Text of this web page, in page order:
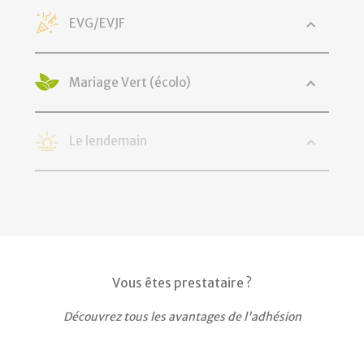
EVG/EVJF
Mariage Vert (écolo)
Le lendemain
Vous êtes prestataire ?
Découvrez tous les avantages de l'adhésion